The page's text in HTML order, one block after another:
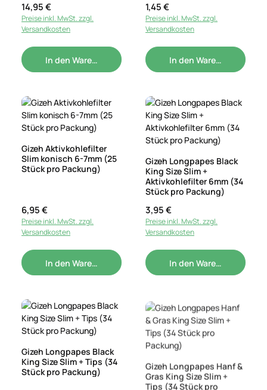
Regulärer Preis:
14,95 €
Preise inkl. MwSt. zzgl.
Versandkosten
In den Warenkorb
Regulärer Preis:
1,45 €
Preise inkl. MwSt. zzgl.
Versandkosten
In den Warenkorb
Gizeh Aktivkohlefilter
Slim konisch 6-7mm (25
Stück pro Packung)
Regulärer Preis:
6,95 €
Preise inkl. MwSt. zzgl.
Versandkosten
In den Warenkorb
Gizeh Longpapes Black
King Size Slim +
Aktivkohlefilter 6mm (34
Stück pro Packung)
Regulärer Preis:
3,95 €
Preise inkl. MwSt. zzgl.
Versandkosten
In den Warenkorb
Gizeh Longpapes Black
King Size Slim + Tips (34
Stück pro Packung)
Gizeh Longpapes Hanf &
Gras King Size Slim +
Tips (34 Stück pro